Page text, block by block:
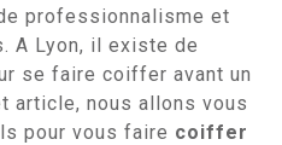
professionnalisme et
A Lyon, il existe de
se faire coiffer avant un
article, nous allons vous
pour vous faire coiffer